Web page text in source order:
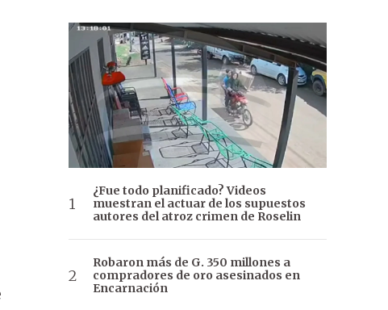
¿Fue todo planificado? Videos
muestran el actuar de los supuestos
autores del atroz crimen de Roselin
Robaron más de G. 350 millones a
compradores de oro asesinados en
Encarnación